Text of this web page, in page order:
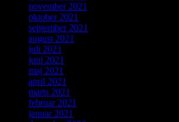
november 2021
oktober 2021
september 2021
august 2021
juli 2021
juni 2021
maj 2021
april 2021
marts 2021
februar 2021
januar 2021